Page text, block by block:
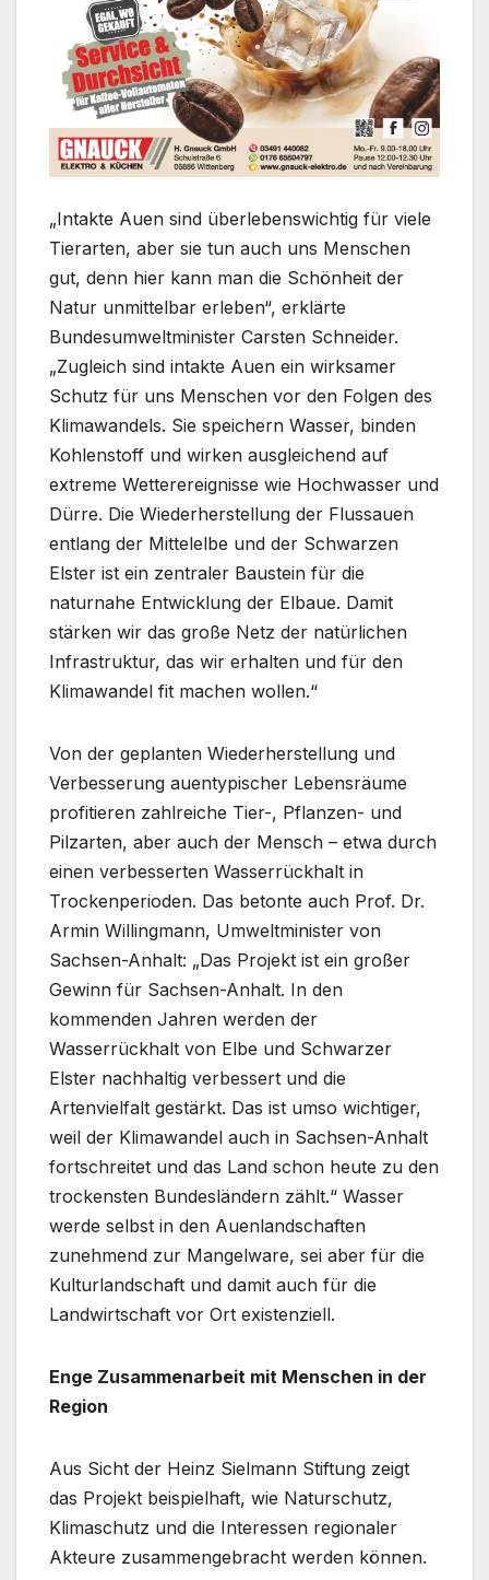
„Intakte Auen sind überlebenswichtig für viele
Tierarten, aber sie tun auch uns Menschen
gut, denn hier kann man die Schönheit der
Natur unmittelbar erleben“, erklärte
Bundesumweltminister Carsten Schneider.
„Zugleich sind intakte Auen ein wirksamer
Schutz für uns Menschen vor den Folgen des
Klimawandels. Sie speichern Wasser, binden
Kohlenstoff und wirken ausgleichend auf
extreme Wetterereignisse wie Hochwasser und
Dürre. Die Wiederherstellung der Flussauen
entlang der Mittelelbe und der Schwarzen
Elster ist ein zentraler Baustein für die
naturnahe Entwicklung der Elbaue. Damit
stärken wir das große Netz der natürlichen
Infrastruktur, das wir erhalten und für den
Klimawandel fit machen wollen.“
Von der geplanten Wiederherstellung und
Verbesserung auentypischer Lebensräume
profitieren zahlreiche Tier-, Pflanzen- und
Pilzarten, aber auch der Mensch – etwa durch
einen verbesserten Wasserrückhalt in
Trockenperioden. Das betonte auch Prof. Dr.
Armin Willingmann, Umweltminister von
Sachsen-Anhalt: „Das Projekt ist ein großer
Gewinn für Sachsen-Anhalt. In den
kommenden Jahren werden der
Wasserrückhalt von Elbe und Schwarzer
Elster nachhaltig verbessert und die
Artenvielfalt gestärkt. Das ist umso wichtiger,
weil der Klimawandel auch in Sachsen-Anhalt
fortschreitet und das Land schon heute zu den
trockensten Bundesländern zählt.“ Wasser
werde selbst in den Auenlandschaften
zunehmend zur Mangelware, sei aber für die
Kulturlandschaft und damit auch für die
Landwirtschaft vor Ort existenziell.
Enge Zusammenarbeit mit Menschen in der
Region
Aus Sicht der Heinz Sielmann Stiftung zeigt
das Projekt beispielhaft, wie Naturschutz,
Klimaschutz und die Interessen regionaler
Akteure zusammengebracht werden können.